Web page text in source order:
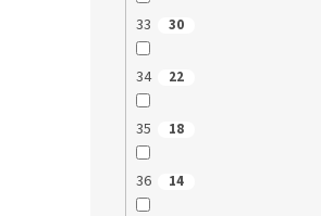
33 30
34 22
35 18
36 14